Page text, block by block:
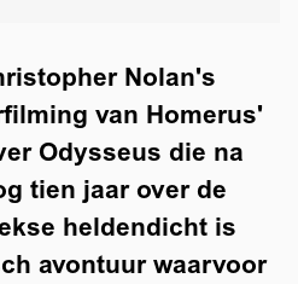
Nolan's
van Homerus'
Odysseus die na
tien jaar over de
heldendicht is
avontuur waarvoor